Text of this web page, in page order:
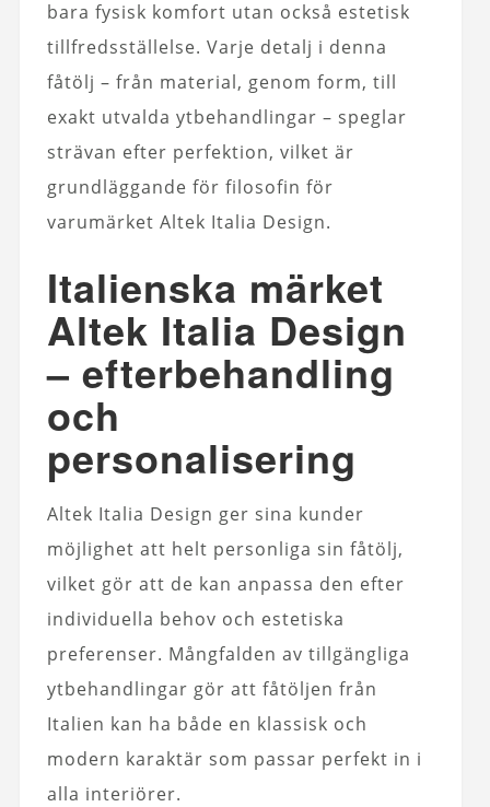
bara fysisk komfort utan också estetisk
tillfredsställelse. Varje detalj i denna
fåtölj – från material, genom form, till
exakt utvalda ytbehandlingar – speglar
strävan efter perfektion, vilket är
grundläggande för filosofin för
varumärket Altek Italia Design.
Italienska märket
Altek Italia Design
– efterbehandling
och
personalisering
Altek Italia Design ger sina kunder
möjlighet att helt personliga sin fåtölj,
vilket gör att de kan anpassa den efter
individuella behov och estetiska
preferenser. Mångfalden av tillgängliga
ytbehandlingar gör att fåtöljen från
Italien kan ha både en klassisk och
modern karaktär som passar perfekt in i
alla interiörer.